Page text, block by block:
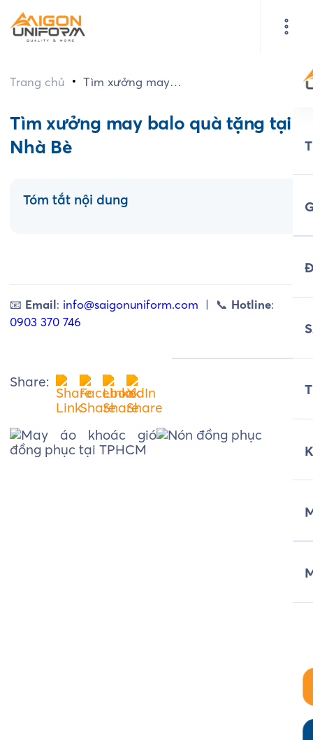
Trang chủ • Tìm xưởng may
Nhà Bè
Tìm xưởng may balo quà tặng tại
Nhà Bè
Tóm tắt nội dung
📧 Email: info@saigonuniform.com | 📞 Hotline:
0903 370 746
Share: